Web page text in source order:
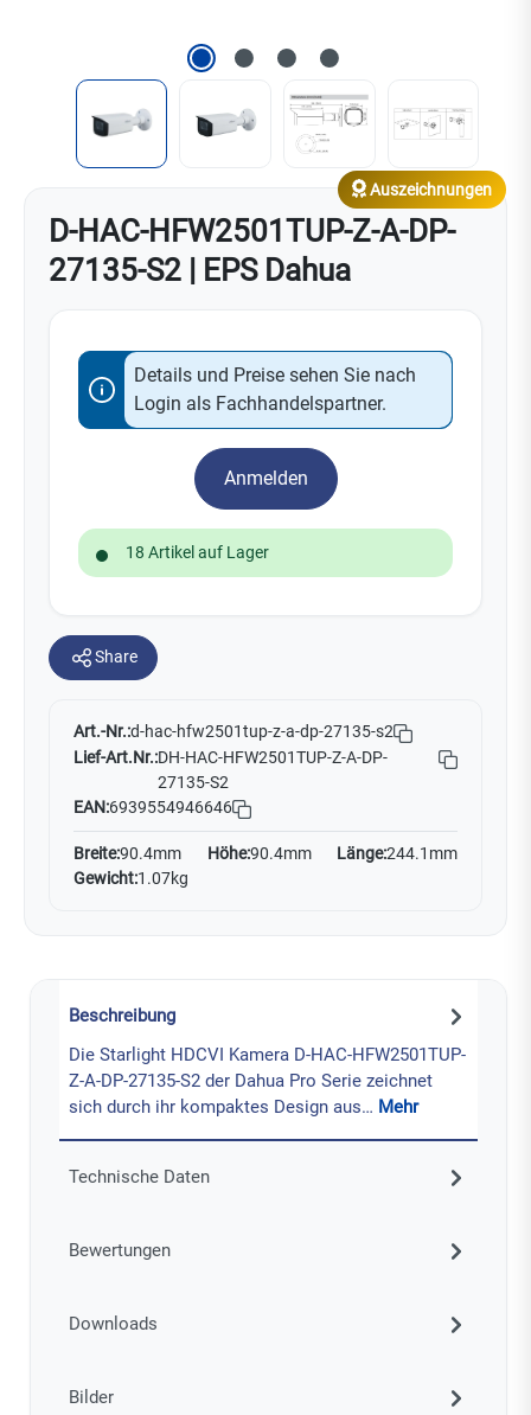
D-HAC-HFW2501TUP-Z-A-DP-
27135-S2 | EPS Dahua
Auszeichnungen
Details und Preise sehen Sie nach
Login als Fachhandelspartner.
Anmelden
18 Artikel auf Lager
Share
Art.-Nr.:d-hac-hfw2501tup-z-a-dp-27135-s2
Lief-Art.Nr.:DH-HAC-HFW2501TUP-Z-A-DP-
27135-S2
EAN:6939554946646
Breite:90.4mm Höhe:90.4mm Länge:244.1mm
Gewicht:1.07kg
Beschreibung
Die Starlight HDCVI Kamera D-HAC-HFW2501TUP-
Z-A-DP-27135-S2 der Dahua Pro Serie zeichnet
sich durch ihr kompaktes Design aus… Mehr
Technische Daten
Bewertungen
Downloads
Bilder